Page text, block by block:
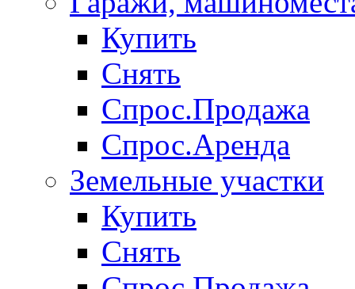
Купить
Снять
Спрос.Продажа
Спрос.Аренда
Земельные участки
Купить
Снять